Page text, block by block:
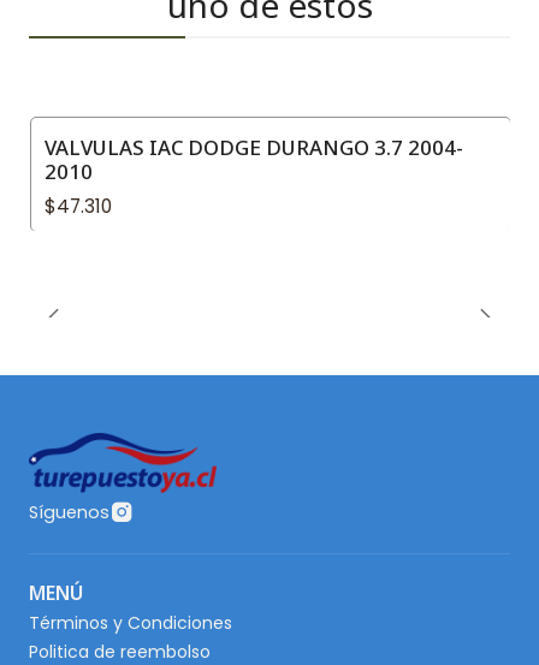
VALVULAS IAC DODGE DURANGO 3.7 2004-
2010
$47.310
Síguenos
MENÚ
Términos y Condiciones
Politica de reembolso